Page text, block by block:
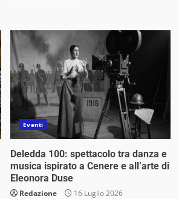
Eventi
Deledda 100: spettacolo tra danza e
musica ispirato a Cenere e all’arte di
Eleonora Duse
Redazione 16 Luglio 2026